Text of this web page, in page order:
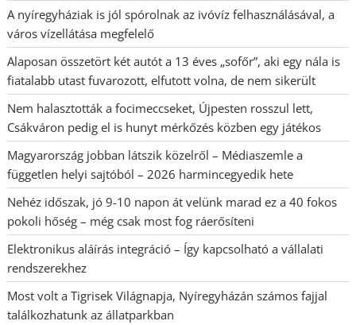
A nyíregyháziak is jól spórolnak az ivóvíz felhasználásával, a
város vízellátása megfelelő
Alaposan összetört két autót a 13 éves „sofőr”, aki egy nála is
fiatalabb utast fuvarozott, elfutott volna, de nem sikerült
Nem halasztották a focimeccseket, Újpesten rosszul lett,
Csákváron pedig el is hunyt mérkőzés közben egy játékos
Magyarország jobban látszik közelről – Médiaszemle a
független helyi sajtóból – 2026 harmincegyedik hete
Nehéz időszak, jó 9-10 napon át velünk marad ez a 40 fokos
pokoli hőség – még csak most fog ráerősíteni
Elektronikus aláírás integráció – Így kapcsolható a vállalati
rendszerekhez
Most volt a Tigrisek Világnapja, Nyíregyházán számos fajjal
találkozhatunk az állatparkban